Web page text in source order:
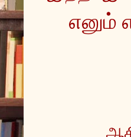
எனும்